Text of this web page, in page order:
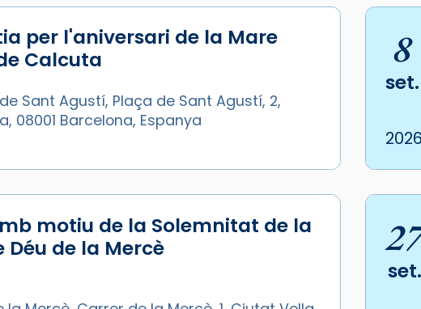
de Barcelona
d’acció de
al comitè
Pare Lleó XIV
per l'aniversari de la Mare
Calcuta
Sant Agustí, Plaça de Sant Agustí, 2,
08001 Barcelona, Espanya
8
set.
2026
motiu de la Solemnitat de la
Déu de la Mercè
set.